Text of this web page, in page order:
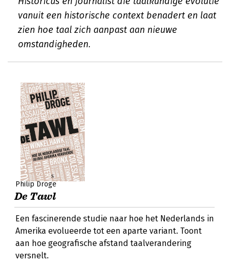
vanuit een historische context benadert en laat
zien hoe taal zich aanpast aan nieuwe
omstandigheden.
Philip Dröge
De Tawl
Een fascinerende studie naar hoe het Nederlands in
Amerika evolueerde tot een aparte variant. Toont
aan hoe geografische afstand taalverandering
versnelt.